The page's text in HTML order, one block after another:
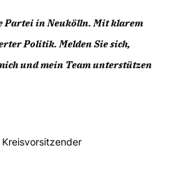
Partei in Neukölln. Mit klarem
Politik. Melden Sie sich,
und mein Team unterstützen